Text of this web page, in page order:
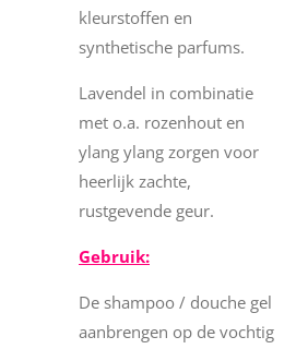
kleurstoffen en
synthetische parfums.
Lavendel in combinatie
met o.a. rozenhout en
ylang ylang zorgen voor
heerlijk zachte,
rustgevende geur.
Gebruik:
De shampoo / douche gel
aanbrengen op de vochtig